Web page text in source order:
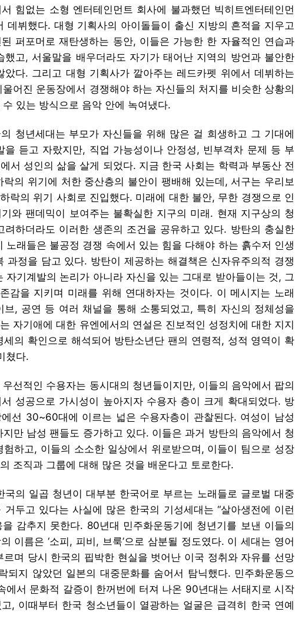
힘없는 소형 엔터테인먼트 회사에 불과했던 빅히트엔터테인먼
데뷔했다. 대형 기획사의 아이돌들이 출신 지방의 흔적을 지우고
퍼포머로 재탄생하는 동안, 이들은 가능한 한 자율적인 연습과
했고, 서울말을 배우더라도 자기가 태어난 지역의 방언과 불안한
았다. 그리고 대형 기획사가 깔아주는 레드카펫 위에서 데뷔하는
어진 운동장에서 경쟁해야 하는 자신들의 처지를 비슷한 상황의
있는 방식으로 음악 안에 녹여냈다.
청년세대는 부모가 자신들을 위해 많은 걸 희생하고 그 기대에
을 듣고 자랐지만, 직업 가능성이나 안정성, 빈부격차 문제 등 부
서 성인의 삶을 살게 되었다. 지금 한국 사회는 학력과 부동산 전
락의 위기에 처한 중산층의 불안이 팽배해 있는데, 서구는 우리보
락의 위기 사회로 진입했다. 미래에 대한 불안, 무한 경쟁으로 인
와 팬데믹이 보여주는 불확실한 지구의 미래. 현재 지구상의 청
려하더라도 이러한 생존의 조건을 공유하고 있다. 방탄의 충실한
노래들은 불공정 경쟁 속에서 있는 힘을 다해야 하는 흙수저 인생
과정을 담고 있다. 방탄이 제공하는 해결책은 신자유주의적 경쟁
자기계발의 논리가 아니라 자신을 있는 그대로 받아들이는 것, 그
감을 지키며 미래를 위해 연대하자는 것이다. 이 메시지는 노래
브, 공연 등 여러 채널을 통해 소통되었고, 특히 자신의 정체성을
자기애에 대한 유엔에서의 연설은 진보적인 성정치에 대한 지지
세의 확인으로 해석되어 방탄소년단 팬의 연령적, 성적 영역이 확
쳤다.
선적인 수용자는 동시대의 청년들이지만, 이들의 음악에서 팝의
성공으로 가시성이 높아지자 수용자 층이 크게 확대되었다. 방
선 30~60대에 이르는 넓은 수용자층이 관찰된다. 여성이 남성
만 남성 팬들도 증가하고 있다. 이들은 과거 방탄의 음악에서 청
험하고, 이들의 소소한 일상에서 위로받으며, 이들이 팀으로 성장
조직과 그룹에 대해 많은 것을 배운다고 토로한다.
국의 일곱 청년이 대부분 한국어로 부르는 노래들로 글로벌 대중
두고 있다는 사실에 많은 한국의 기성세대는 “살아생전에 이런
감추지 못한다. 80년대 민주화운동기에 청년기를 보낸 이들의
이름은 ‘소피, 피비, 브룩’으로 삼분될 정도였다. 이 세대는 영어
르며 당시 한국의 핍박한 현실을 벗어난 이국 정취와 자유를 선망
되지 않았던 일본의 대중문화를 숨어서 탐닉했다. 민주화운동으
에서 문화적 갈증이 한꺼번에 터져 나온 90년대는 서태지로 시작
, 이때부터 한국 청소년들이 열광하는 얼굴은 급격히 한국 연예